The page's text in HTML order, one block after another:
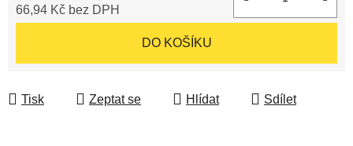
66,94 Kč bez DPH
DO KOŠÍKU
Tisk Zeptat se Hlídat Sdílet